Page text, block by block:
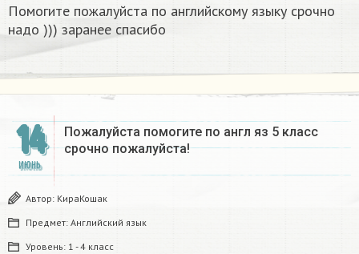
Помогите пожалуйста по английскому языку срочно
надо ))) заранее спасибо
14
ИЮНЬ
Пожалуйста помогите по англ яз 5 класс
срочно пожалуйста!
Автор: КираКошак
Предмет: Английский язык
Уровень: 1 - 4 класс